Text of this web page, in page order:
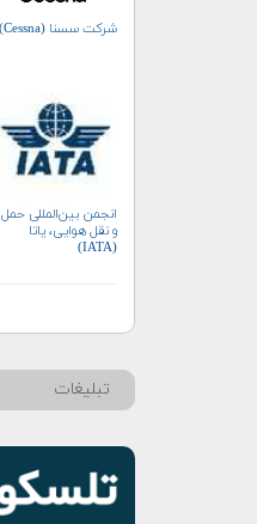
شرکت سسنا (Cessna)
انجمن بین‌المللی حمل
و نقل هوایی، یاتا
(IATA)
تبلیغات